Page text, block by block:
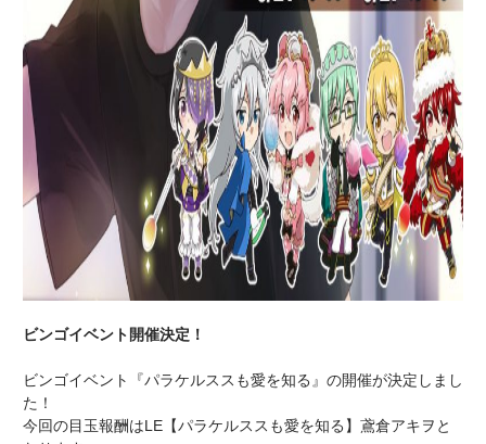
ビンゴイベント開催決定！
ビンゴイベント『パラケルススも愛を知る』の開催が決定しまし
た！
今回の目玉報酬はLE【パラケルススも愛を知る】鳶倉アキヲと